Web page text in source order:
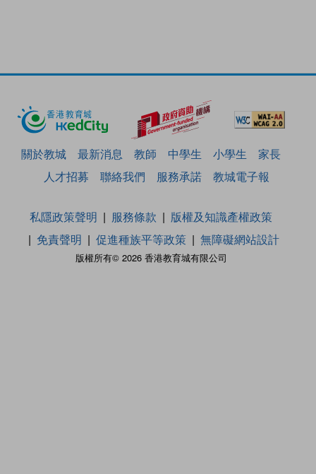
關於教城 最新消息 教師 中學生 小學生
家長
人才招募
聯絡我們 服務承諾 教城電子報
版權所有© 2026 香港教育城有限公司
私隱政策聲明 服務條款
版權及知識產權政策
免責聲明
促進種族平等政策 無障礙網站設計